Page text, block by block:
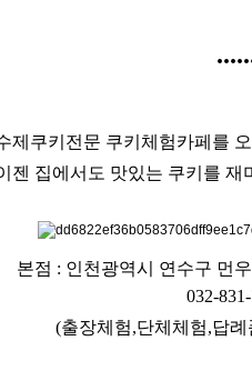
제쿠키전문 쿠키체험카페를
젠 집에서도 맛있는 쿠키를 재
본점 : 인천광역시 연수구 먼
032-
(출장체험,단체체험,답